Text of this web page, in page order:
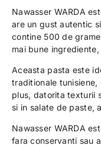
Nawasser WARDA
are un gust autentic
contine 500 de
mai bune
Aceasta pasta este
traditionale
plus, datorita texturii
si in salate de paste,
Nawasser WARDA
fara conservanti sau